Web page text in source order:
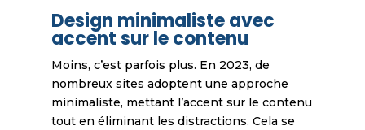
Design minimaliste avec
accent sur le contenu
Moins, c’est parfois plus. En 2023, de
nombreux sites adoptent une approche
minimaliste, mettant l’accent sur le contenu
tout en éliminant les distractions. Cela se